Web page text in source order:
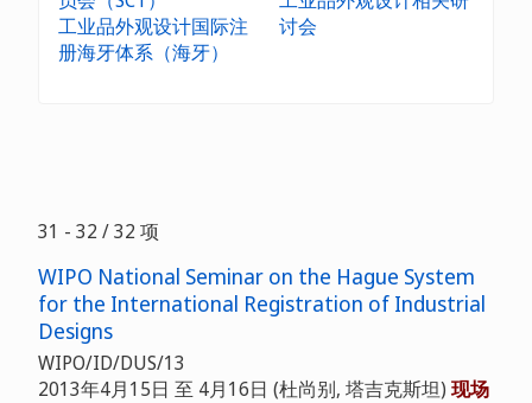
工业品外观设计国际注
册海牙体系（海牙）
讨会
31 - 32 / 32 项
WIPO National Seminar on the Hague System
for the International Registration of Industrial
Designs
WIPO/ID/DUS/13
2013年4月15日 至 4月16日 (杜尚别, 塔吉克斯坦) 现场